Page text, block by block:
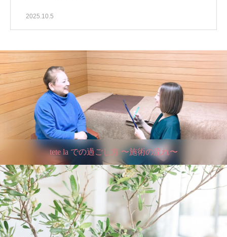
2025.10.5
tete la での過ごし方 〜施術の流れ〜